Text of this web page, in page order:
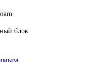
блок